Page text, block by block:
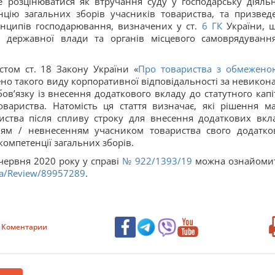
загальних зборів учасників товариства, та
господарювання, визначених у ст. 6 ГКУкраїни,
влади та органів місцевого
ст. 18 Закону України «Про товариства з
такого виду корпоративної відповідальності за
із внесення додаткового вкладу до статутного
Натомість ця стаття визначає, які рішення
після спливу строку для внесення додаткових
/ невнесенням учасником товариства свого
загальних зборів.
2020 року у справі № 922/1393/19 можна
Review/89957289.
Коментарии